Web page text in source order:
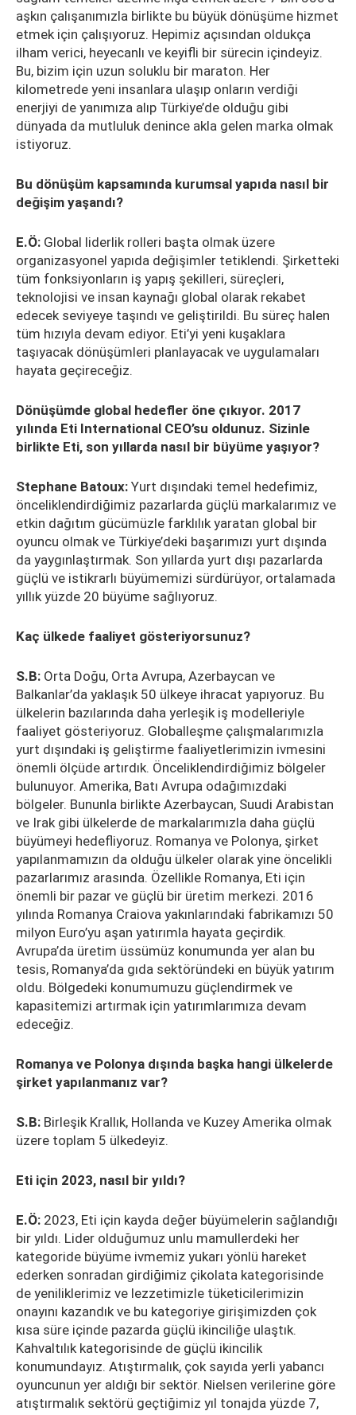
aşkın çalışanımızla birlikte bu büyük dönüşüme hizmet
etmek için çalışıyoruz. Hepimiz açısından oldukça
ilham verici, heyecanlı ve keyifli bir sürecin içindeyiz.
Bu, bizim için uzun soluklu bir maraton. Her
kilometrede yeni insanlara ulaşıp onların verdiği
enerjiyi de yanımıza alıp Türkiye’de olduğu gibi
dünyada da mutluluk denince akla gelen marka olmak
istiyoruz.
Bu dönüşüm kapsamında kurumsal yapıda nasıl bir
değişim yaşandı?
E.Ö: Global liderlik rolleri başta olmak üzere
organizasyonel yapıda değişimler tetiklendi. Şirketteki
tüm fonksiyonların iş yapış şekilleri, süreçleri,
teknolojisi ve insan kaynağı global olarak rekabet
edecek seviyeye taşındı ve geliştirildi. Bu süreç halen
tüm hızıyla devam ediyor. Eti’yi yeni kuşaklara
taşıyacak dönüşümleri planlayacak ve uygulamaları
hayata geçireceğiz.
Dönüşümde global hedefler öne çıkıyor. 2017
yılında Eti International CEO’su oldunuz. Sizinle
birlikte Eti, son yıllarda nasıl bir büyüme yaşıyor?
Stephane Batoux: Yurt dışındaki temel hedefimiz,
önceliklendirdiğimiz pazarlarda güçlü markalarımız ve
etkin dağıtım gücümüzle farklılık yaratan global bir
oyuncu olmak ve Türkiye’deki başarımızı yurt dışında
da yaygınlaştırmak. Son yıllarda yurt dışı pazarlarda
güçlü ve istikrarlı büyümemizi sürdürüyor, ortalamada
yıllık yüzde 20 büyüme sağlıyoruz.
Kaç ülkede faaliyet gösteriyorsunuz?
S.B: Orta Doğu, Orta Avrupa, Azerbaycan ve
Balkanlar’da yaklaşık 50 ülkeye ihracat yapıyoruz. Bu
ülkelerin bazılarında daha yerleşik iş modelleriyle
faaliyet gösteriyoruz. Globalleşme çalışmalarımızla
yurt dışındaki iş geliştirme faaliyetlerimizin ivmesini
önemli ölçüde artırdık. Önceliklendirdiğimiz bölgeler
bulunuyor. Amerika, Batı Avrupa odağımızdaki
bölgeler. Bununla birlikte Azerbaycan, Suudi Arabistan
ve Irak gibi ülkelerde de markalarımızla daha güçlü
büyümeyi hedefliyoruz. Romanya ve Polonya, şirket
yapılanmamızın da olduğu ülkeler olarak yine öncelikli
pazarlarımız arasında. Özellikle Romanya, Eti için
önemli bir pazar ve güçlü bir üretim merkezi. 2016
yılında Romanya Craiova yakınlarındaki fabrikamızı 50
milyon Euro’yu aşan yatırımla hayata geçirdik.
Avrupa’da üretim üssümüz konumunda yer alan bu
tesis, Romanya’da gıda sektöründeki en büyük yatırım
oldu. Bölgedeki konumumuzu güçlendirmek ve
kapasitemizi artırmak için yatırımlarımıza devam
edeceğiz.
Romanya ve Polonya dışında başka hangi ülkelerde
şirket yapılanmanız var?
S.B: Birleşik Krallık, Hollanda ve Kuzey Amerika olmak
üzere toplam 5 ülkedeyiz.
Eti için 2023, nasıl bir yıldı?
E.Ö: 2023, Eti için kayda değer büyümelerin sağlandığı
bir yıldı. Lider olduğumuz unlu mamullerdeki her
kategoride büyüme ivmemiz yukarı yönlü hareket
ederken sonradan girdiğimiz çikolata kategorisinde
de yeniliklerimiz ve lezzetimizle tüketicilerimizin
onayını kazandık ve bu kategoriye girişimizden çok
kısa süre içinde pazarda güçlü ikinciliğe ulaştık.
Kahvaltılık kategorisinde de güçlü ikincilik
konumundayız. Atıştırmalık, çok sayıda yerli yabancı
oyuncunun yer aldığı bir sektör. Nielsen verilerine göre
atıştırmalık sektörü geçtiğimiz yıl tonajda yüzde 7,